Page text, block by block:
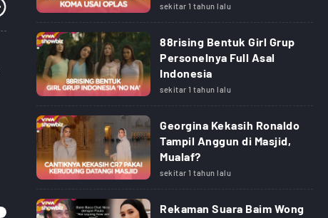
sekitar 1 tahun lalu
88rising Bentuk Girl Grup
Personelnya Full Asal
Indonesia
sekitar 1 tahun lalu
Georgina Kekasih Ronaldo
Tampil Anggun di Masjid,
Mualaf?
sekitar 1 tahun lalu
Rekaman Suara Baim Wong